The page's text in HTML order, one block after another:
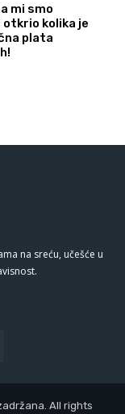
mi smo
kolika je
plata
na sreću, učešće u
All rights